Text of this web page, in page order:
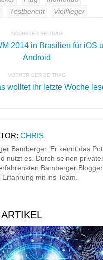
Testbericht Vielflieger
NÄCHSTER BEITRAG
2014 in Brasilien für iOS
Android
VORHERIGER BEITRAG
wolltet ihr letzte Woche
CHRIS
Bamberger. Er kennt das
nutzt es. Durch seinen
Bamberger
mit ins Team.